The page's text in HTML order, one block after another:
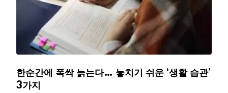
한순간에 폭싹 늙는다… 놓치기 쉬운 ‘생활 습관’
3가지